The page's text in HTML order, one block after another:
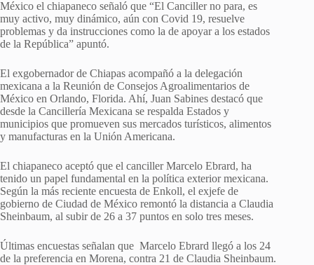
México el chiapaneco señaló que “El Canciller no para, es
muy activo, muy dinámico, aún con Covid 19, resuelve
problemas y da instrucciones como la de apoyar a los estados
de la República” apuntó.
El exgobernador de Chiapas acompañó a la delegación
mexicana a la Reunión de Consejos Agroalimentarios de
México en Orlando, Florida. Ahí, Juan Sabines destacó que
desde la Cancillería Mexicana se respalda Estados y
municipios que promueven sus mercados turísticos, alimentos
y manufacturas en la Unión Americana.
El chiapaneco aceptó que el canciller Marcelo Ebrard, ha
tenido un papel fundamental en la política exterior mexicana.
Según la más reciente encuesta de Enkoll, el exjefe de
gobierno de Ciudad de México remontó la distancia a Claudia
Sheinbaum, al subir de 26 a 37 puntos en solo tres meses.
Últimas encuestas señalan que Marcelo Ebrard llegó a los 24
de la preferencia en Morena, contra 21 de Claudia Sheinbaum.